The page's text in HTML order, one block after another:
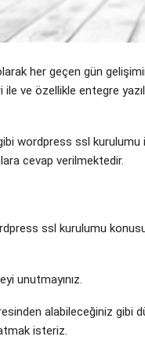
her geçen gün
ve özellikle entegre
wordpress ssl kurulumu
cevap verilmektedir.
ssl kurulumu
unutmayınız.
alabileceğiniz gibi
isteriz.